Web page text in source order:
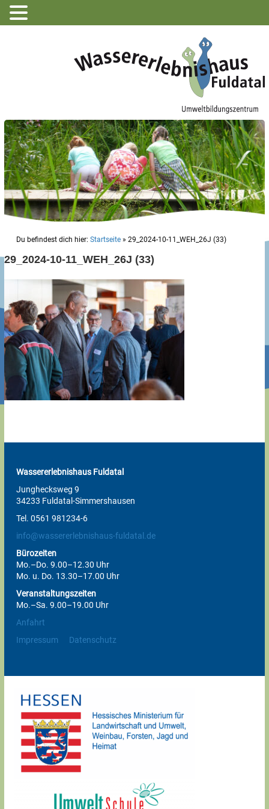
Du befindest dich hier: Startseite » 29_2024-10-11_WEH_26J (33)
29_2024-10-11_WEH_26J (33)
Wassererlebnishaus Fuldatal
Junghecksweg 9
34233 Fuldatal-Simmershausen
Tel. 0561 981234-6
info@wassererlebnishaus-fuldatal.de
Bürozeiten
Mo.–Do. 9.00–12.30 Uhr
Mo. u. Do. 13.30–17.00 Uhr
Veranstaltungszeiten
Mo.–Sa. 9.00–19.00 Uhr
Anfahrt
Impressum
Datenschutz